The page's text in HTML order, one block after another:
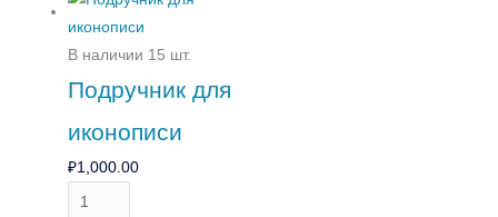
В наличии 15 шт.
Подручник для
иконописи
₽1,000.00